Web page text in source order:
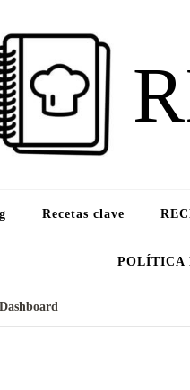
Recetas clave
POLÍTICA